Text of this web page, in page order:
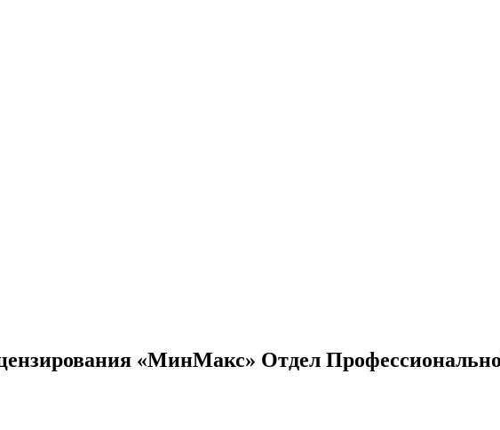
«МинМакс» Отдел